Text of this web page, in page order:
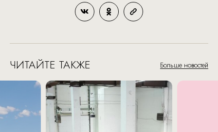
ЧИТАЙТЕ ТАКЖЕ Больше новостей